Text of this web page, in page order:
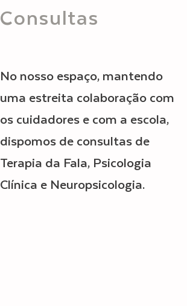
Consultas
No nosso espaço, mantendo
uma estreita colaboração com
os cuidadores e com a escola,
dispomos de consultas de
Terapia da Fala, Psicologia
Clínica e Neuropsicologia.